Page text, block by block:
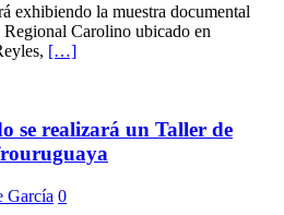
exhibiendo la muestra documental
Carolino ubicado en
[…]
se realizará un Taller de
García 0